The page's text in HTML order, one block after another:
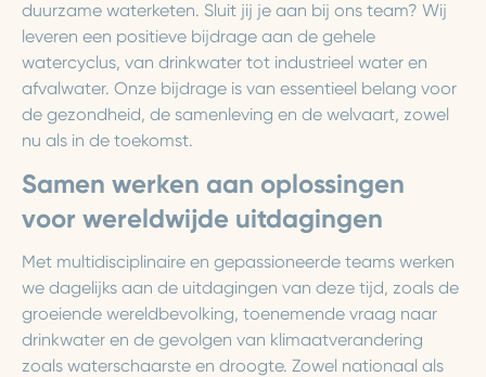
duurzame waterketen. Sluit jij je aan bij ons team? Wij
leveren een positieve bijdrage aan de gehele
watercyclus, van drinkwater tot industrieel water en
afvalwater. Onze bijdrage is van essentieel belang voor
de gezondheid, de samenleving en de welvaart, zowel
nu als in de toekomst.
Samen werken aan oplossingen
voor wereldwijde uitdagingen
Met multidisciplinaire en gepassioneerde teams werken
we dagelijks aan de uitdagingen van deze tijd, zoals de
groeiende wereldbevolking, toenemende vraag naar
drinkwater en de gevolgen van klimaatverandering
zoals waterschaarste en droogte. Zowel nationaal als